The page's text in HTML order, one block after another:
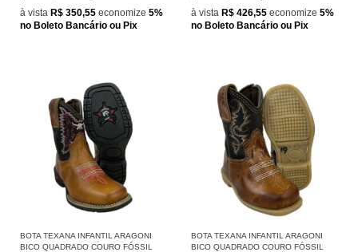
à vista R$ 350,55 economize 5%
no Boleto Bancário ou Pix
à vista R$ 426,55 economize 5%
no Boleto Bancário ou Pix
BOTA TEXANA INFANTIL ARAGONI
BICO QUADRADO COURO FÓSSIL
BOTA TEXANA INFANTIL ARAGONI
BICO QUADRADO COURO FÓSSIL